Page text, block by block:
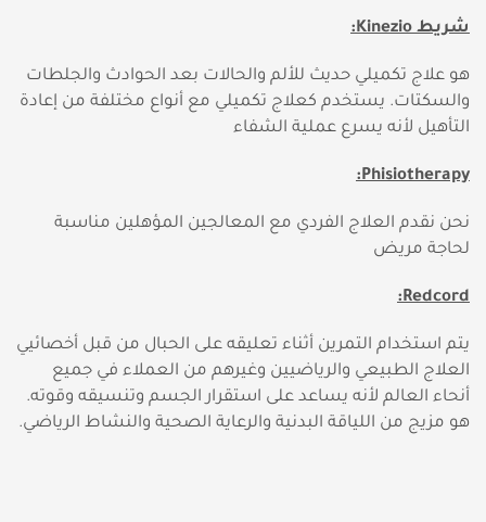
شريطKinezio
:
هو علاج تكميلي حديث للألم والحالات بعد الحوادث والجلطات
والسكتات. يستخدم كعلاج تكميلي مع أنواع مختلفة من إعادة
التأهيل لأنه يسرع عملية الشفاء
Phisiotherapy
:
نحن نقدم العلاج الفردي مع المعالجين المؤهلين مناسبة
لحاجة مريض
Redcord
:
يتم استخدام التمرين أثناء تعليقه على الحبال من قبل أخصائيي
العلاج الطبيعي والرياضيين وغيرهم من العملاء في جميع
أنحاء العالم لأنه يساعد على استقرار الجسم وتنسيقه وقوته.
هو مزيج من اللياقة البدنية والرعاية الصحية والنشاط الرياضي.